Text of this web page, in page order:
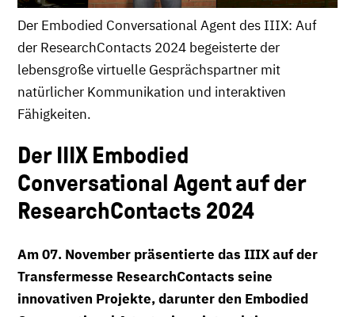
Der Embodied Conversational Agent des IIIX: Auf
der ResearchContacts 2024 begeisterte der
lebensgroße virtuelle Gesprächspartner mit
natürlicher Kommunikation und interaktiven
Fähigkeiten.
Der IIIX Embodied
Conversational Agent auf der
ResearchContacts 2024
Am 07. November präsentierte das IIIX auf der
Transfermesse ResearchContacts seine
innovativen Projekte, darunter den Embodied